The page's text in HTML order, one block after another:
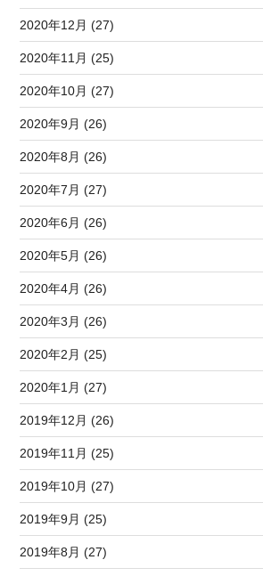
2020年12月 (27)
2020年11月 (25)
2020年10月 (27)
2020年9月 (26)
2020年8月 (26)
2020年7月 (27)
2020年6月 (26)
2020年5月 (26)
2020年4月 (26)
2020年3月 (26)
2020年2月 (25)
2020年1月 (27)
2019年12月 (26)
2019年11月 (25)
2019年10月 (27)
2019年9月 (25)
2019年8月 (27)